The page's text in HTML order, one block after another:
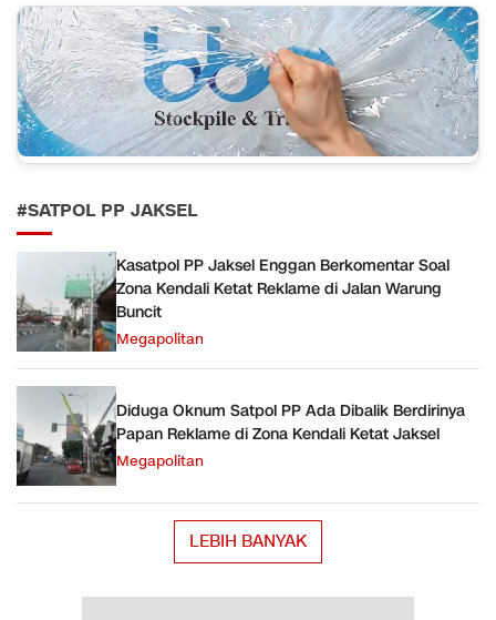
#SATPOL PP JAKSEL
Kasatpol PP Jaksel Enggan Berkomentar Soal
Zona Kendali Ketat Reklame di Jalan Warung
Buncit
Megapolitan
Diduga Oknum Satpol PP Ada Dibalik Berdirinya
Papan Reklame di Zona Kendali Ketat Jaksel
Megapolitan
LEBIH BANYAK